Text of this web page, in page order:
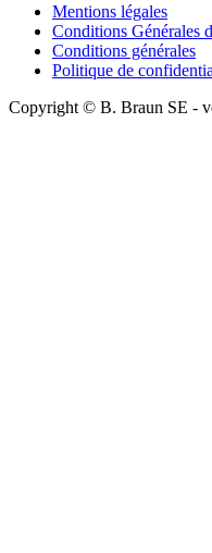
Mentions légales
Conditions Générales
Conditions générales
Politique de
Copyright © B. Braun SE -